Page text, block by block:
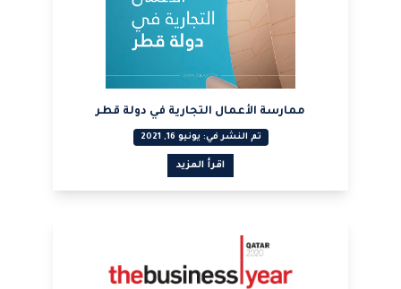
ممارسة الأعمال التجارية في دولة قطر
تم النشر في: يونيو 16, 2021
اقرأ المزيد